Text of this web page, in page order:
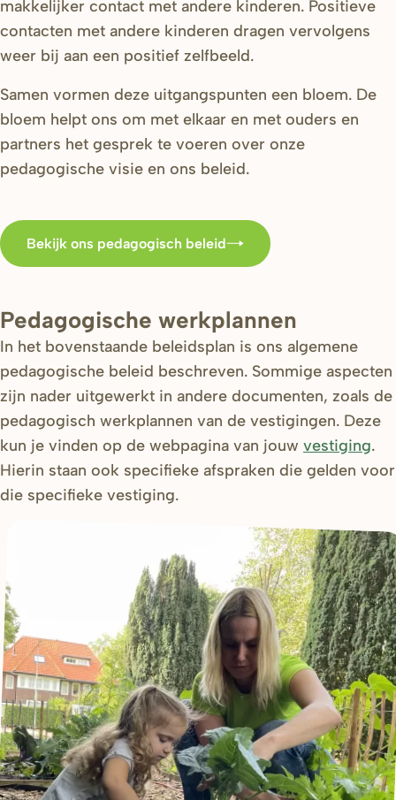
makkelijker contact met andere kinderen. Positieve
contacten met andere kinderen dragen vervolgens
weer bij aan een positief zelfbeeld.
Samen vormen deze uitgangspunten een bloem. De
bloem helpt ons om met elkaar en met ouders en
partners het gesprek te voeren over onze
pedagogische visie en ons beleid.
Bekijk ons pedagogisch beleid
Pedagogische werkplannen
In het bovenstaande beleidsplan is ons algemene
pedagogische beleid beschreven. Sommige aspecten
zijn nader uitgewerkt in andere documenten, zoals de
pedagogisch werkplannen van de vestigingen. Deze
kun je vinden op de webpagina van jouw vestiging.
Hierin staan ook specifieke afspraken die gelden voor
die specifieke vestiging.